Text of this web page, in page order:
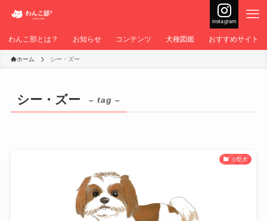
instagram
わんこ部とは？ お知らせ コンテンツ 犬種図鑑 おすすめサイト
ホーム シー・ズー
シー・ズー – tag –
小型犬